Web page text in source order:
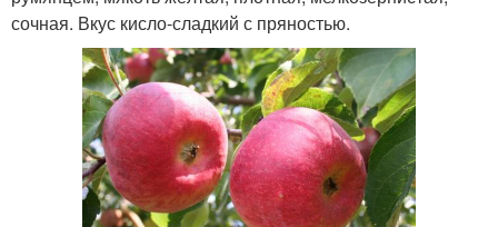
сочная. Вкус кисло-сладкий с пряностью.